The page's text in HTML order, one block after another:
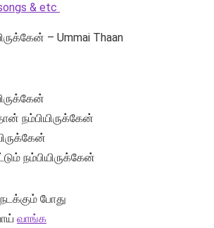
& etc
– Ummai Thaan
நம்பியிருக்கேன்
நம்பியிருக்கேன்
போது
வாங்க